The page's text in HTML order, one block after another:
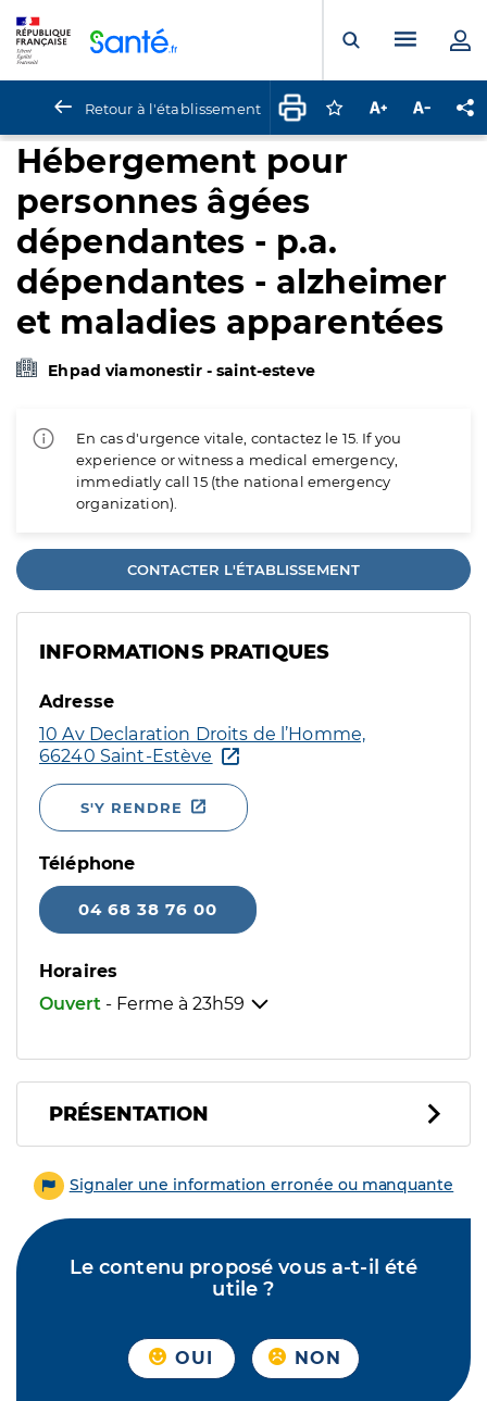
Ouvrir laMenu
Retour à l'établissement Connectez-vous
Augmenter la
Hébergement pour
personnes âgées
dépendantes - p.a.
dépendantes - alzheimer
et maladies apparentées
Ehpad viamonestir - saint-esteve
En cas d'urgence vitale, contactez le 15. If you
experience or witness a medical emergency,
immediatly call 15 (the national emergency
organization).
CONTACTER L'ÉTABLISSEMENT
INFORMATIONS PRATIQUES
Adresse
10 Av Declaration Droits de l’Homme,
66240 Saint-Estève
S'Y RENDRE
Téléphone
04 68 38 76 00
Horaires
Ouvert - Ferme à 23h59
PRÉSENTATION
Signaler une information erronée ou manquante
Le contenu proposé vous a-t-il été
utile ?
OUI NON